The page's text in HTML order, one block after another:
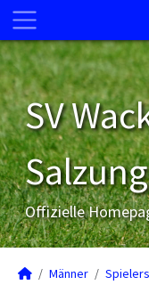
SV
Offizielle
Männer